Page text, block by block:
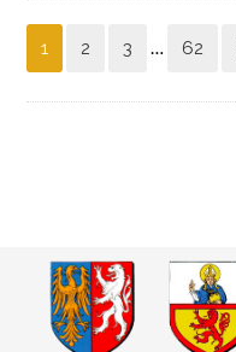
1 2 3 … 62